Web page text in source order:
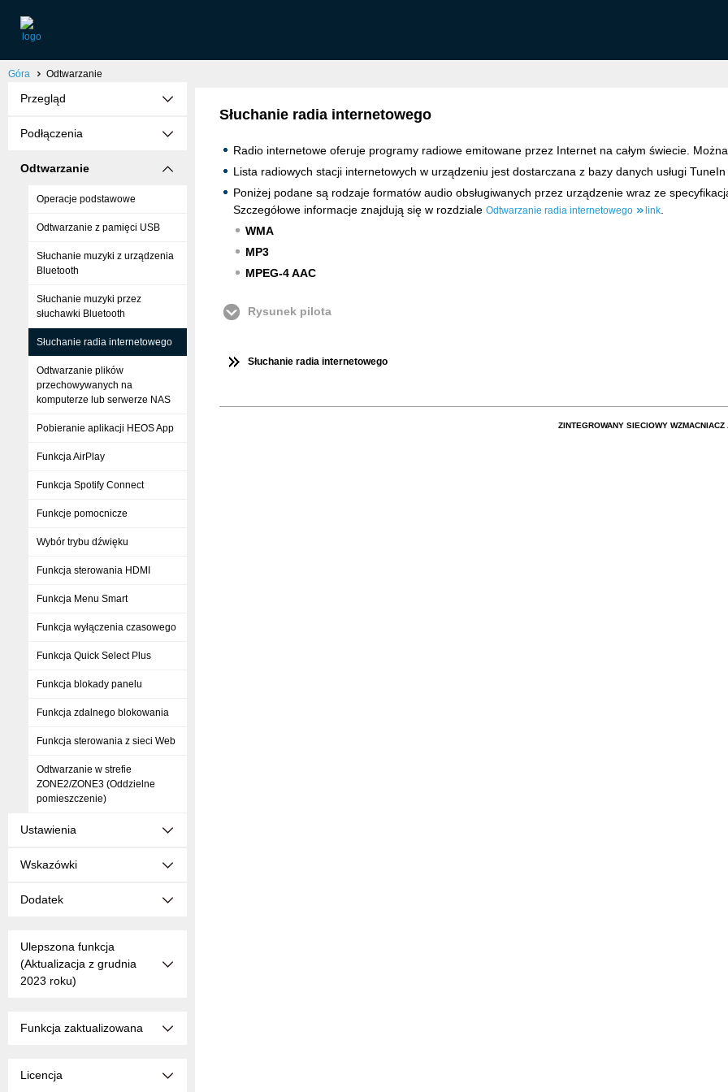
Góra Odtwarzanie
Przegląd
Podłączenia
Odtwarzanie
Operacje podstawowe
Odtwarzanie z pamięci USB
Słuchanie muzyki z urządzenia
Bluetooth
Słuchanie muzyki przez
słuchawki Bluetooth
Słuchanie radia internetowego
Odtwarzanie plików
przechowywanych na
komputerze lub serwerze NAS
Pobieranie aplikacji HEOS App
Funkcja AirPlay
Funkcja Spotify Connect
Funkcje pomocnicze
Wybór trybu dźwięku
Funkcja sterowania HDMI
Funkcja Menu Smart
Funkcja wyłączenia czasowego
Funkcja Quick Select Plus
Funkcja blokady panelu
Funkcja zdalnego blokowania
Funkcja sterowania z sieci Web
Odtwarzanie w strefie
ZONE2/ZONE3 (Oddzielne
pomieszczenie)
Ustawienia
Wskazówki
Dodatek
Ulepszona funkcja
(Aktualizacja z grudnia
2023 roku)
Funkcja zaktualizowana
Licencja
Słuchanie radia internetowego
Radio internetowe oferuje programy radiowe emitowane przez Internet na całym świecie.
Lista radiowych stacji internetowych w urządzeniu jest dostarczana z bazy danych usługi
Poniżej podane są rodzaje formatów audio obsługiwanych przez urządzenie wraz ze
Szczegółowe informacje znajdują się w rozdziale Odtwarzanie radia internetowego link
WMA
MP3
MPEG-4 AAC
Rysunek pilota
Słuchanie radia internetowego
ZINTEGROWANY SIECIOWY WZMACNIACZ